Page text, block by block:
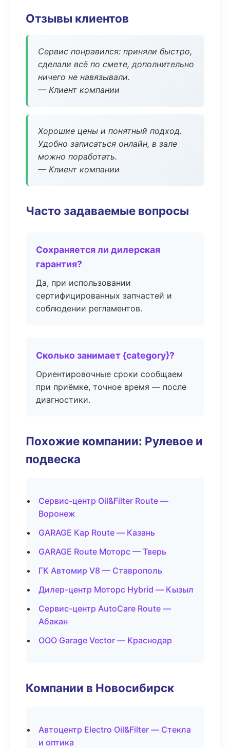
Отзывы клиентов
Сервис понравился: приняли быстро,
сделали всё по смете, дополнительно
ничего не навязывали.
— Клиент компании
Хорошие цены и понятный подход.
Удобно записаться онлайн, в зале
можно поработать.
— Клиент компании
Часто задаваемые вопросы
Сохраняется ли дилерская
гарантия?
Да, при использовании
сертифицированных запчастей и
соблюдении регламентов.
Сколько занимает {category}?
Ориентировочные сроки сообщаем
при приёмке, точное время — после
диагностики.
Похожие компании: Рулевое и
подвеска
Сервис-центр Oil&Filter Route —
Воронеж
GARAGE Кар Route — Казань
GARAGE Route Моторс — Тверь
ГК Автомир V8 — Ставрополь
Дилер-центр Моторс Hybrid — Кызыл
Сервис-центр AutoCare Route —
Абакан
ООО Garage Vector — Краснодар
Компании в Новосибирск
Автоцентр Electro Oil&Filter — Стекла
и оптика